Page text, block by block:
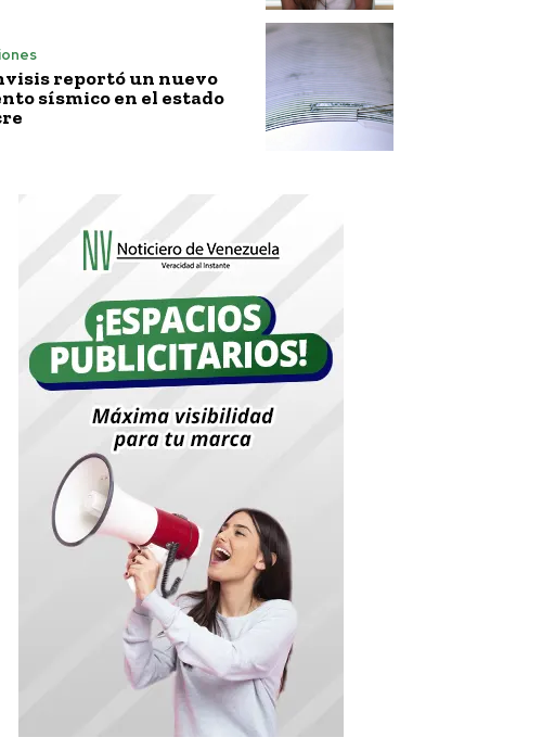
reportó un nuevo
sísmico en el estado